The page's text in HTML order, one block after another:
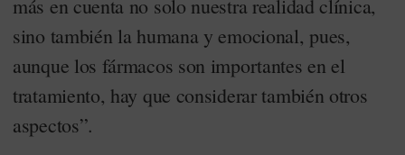
más en cuenta no solo nuestra realidad clínica,
sino también la humana y emocional, pues,
aunque los fármacos son importantes en el
tratamiento, hay que considerar también otros
aspectos”.